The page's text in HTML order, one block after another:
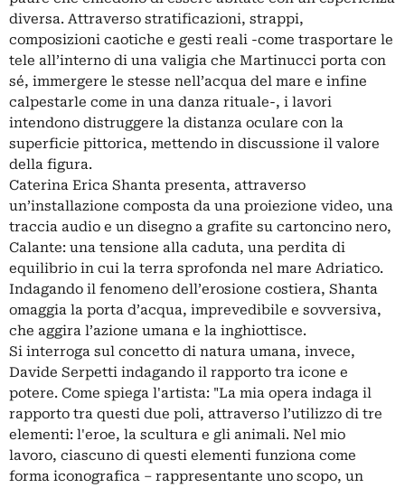
diversa. Attraverso stratificazioni, strappi,
composizioni caotiche e gesti reali -come trasportare le
tele all’interno di una valigia che Martinucci porta con
sé, immergere le stesse nell’acqua del mare e infine
calpestarle come in una danza rituale-, i lavori
intendono distruggere la distanza oculare con la
superficie pittorica, mettendo in discussione il valore
della figura.
Caterina Erica Shanta presenta, attraverso
un’installazione composta da una proiezione video, una
traccia audio e un disegno a grafite su cartoncino nero,
Calante: una tensione alla caduta, una perdita di
equilibrio in cui la terra sprofonda nel mare Adriatico.
Indagando il fenomeno dell’erosione costiera, Shanta
omaggia la porta d’acqua, imprevedibile e sovversiva,
che aggira l’azione umana e la inghiottisce.
Si interroga sul concetto di natura umana, invece,
Davide Serpetti indagando il rapporto tra icone e
potere. Come spiega l'artista: "La mia opera indaga il
rapporto tra questi due poli, attraverso l’utilizzo di tre
elementi: l'eroe, la scultura e gli animali. Nel mio
lavoro, ciascuno di questi elementi funziona come
forma iconografica – rappresentante uno scopo, un